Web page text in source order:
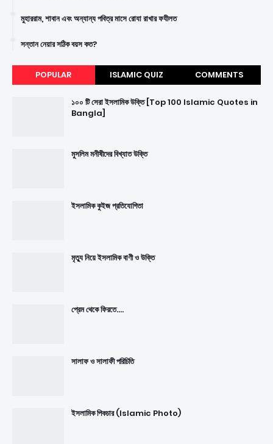
মুহাররাম, শাবান এবং অন্যান্য পবিত্র মাসে রোযা রাখার ফযীলত
সন্তান নেয়ার সঠিক বয়স কত?
POPULAR ISLAMIC QUIZ COMMENTS
১০০ টি সেরা ইসলামিক উক্তি [Top 100 Islamic Quotes in
Bangla]
মুসলিম মনীষীদের বিখ্যাত উক্তি
ইসলামিক কুইজ প্রতিযোগিতা
মৃত্যু নিয়ে ইসলামিক বাণী ও উক্তি
প্রেম থেকে ফিরতে....
সালাফ ও সালাফী পরিচিতি
ইসলামিক পিকচার (Islamic Photo)